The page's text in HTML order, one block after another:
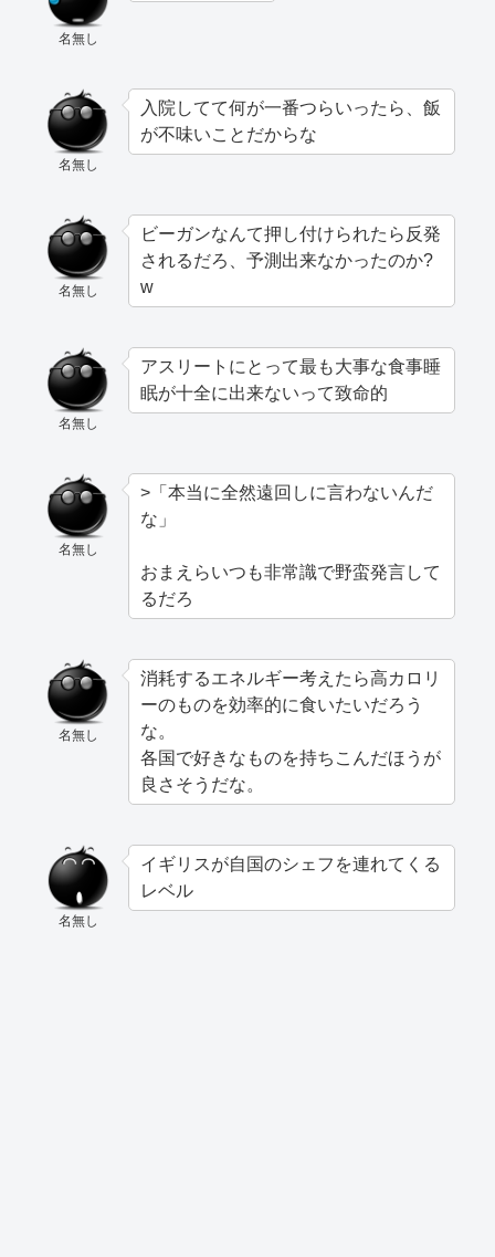
名無し
名無し
入院してて何が一番つらいったら、飯
が不味いことだからな
名無し
ビーガンなんて押し付けられたら反発
されるだろ、予測出来なかったのか?
w
名無し
アスリートにとって最も大事な食事睡
眠が十全に出来ないって致命的
名無し
>「本当に全然遠回しに言わないんだ
な」
おまえらいつも非常識で野蛮発言して
るだろ
名無し
消耗するエネルギー考えたら高カロリ
ーのものを効率的に食いたいだろう
な。
各国で好きなものを持ちこんだほうが
良さそうだな。
名無し
イギリスが自国のシェフを連れてくる
レベル